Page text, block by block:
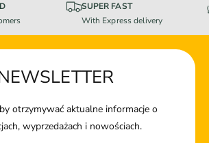
SUPER FAST
With Express delivery
otrzymywać aktualne informacje o
wyprzedażach i nowościach.